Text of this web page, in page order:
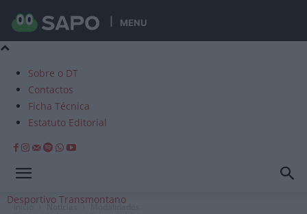
MENU
Sobre o DT
Contactos
Ficha Técnica
Estatuto Editorial
Desportivo Transmontano
Início Notícias Modalidades